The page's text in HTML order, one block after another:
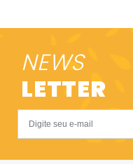
NEWS
LETTER